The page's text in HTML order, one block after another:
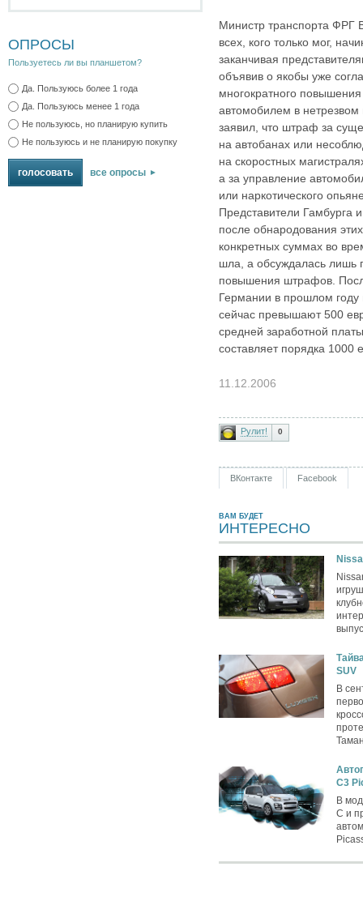
ОПРОСЫ
Пользуетесь ли вы планшетом?
Да. Пользуюсь более 1 года
Да. Пользуюсь менее 1 года
Не пользуюсь, но планирую купить
Не пользуюсь и не планирую покупку
все опросы
Министр транспорта ФРГ
всех, кого только мог,
заканчивая
объявив о якобы уже
многократного
автомобилем в
заявил, что штраф за
на автобанах или
на скоростных
а за управление
или наркотического
Представители Гамбурга
после обнародования
конкретных суммах во
шла, а обсуждалась лишь
повышения штрафов.
Германии в прошлом
сейчас превышают 500
средней заработной
составляет порядка 1000
11.12.2006
Рулит! 0
ВКонтакте Facebook
ВАМ БУДЕТ
ИНТЕРЕСНО
SUV
В
C3
В
C и